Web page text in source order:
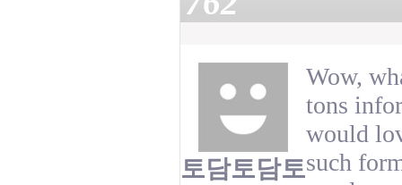
토담토담토
Wow,
tons
would
such